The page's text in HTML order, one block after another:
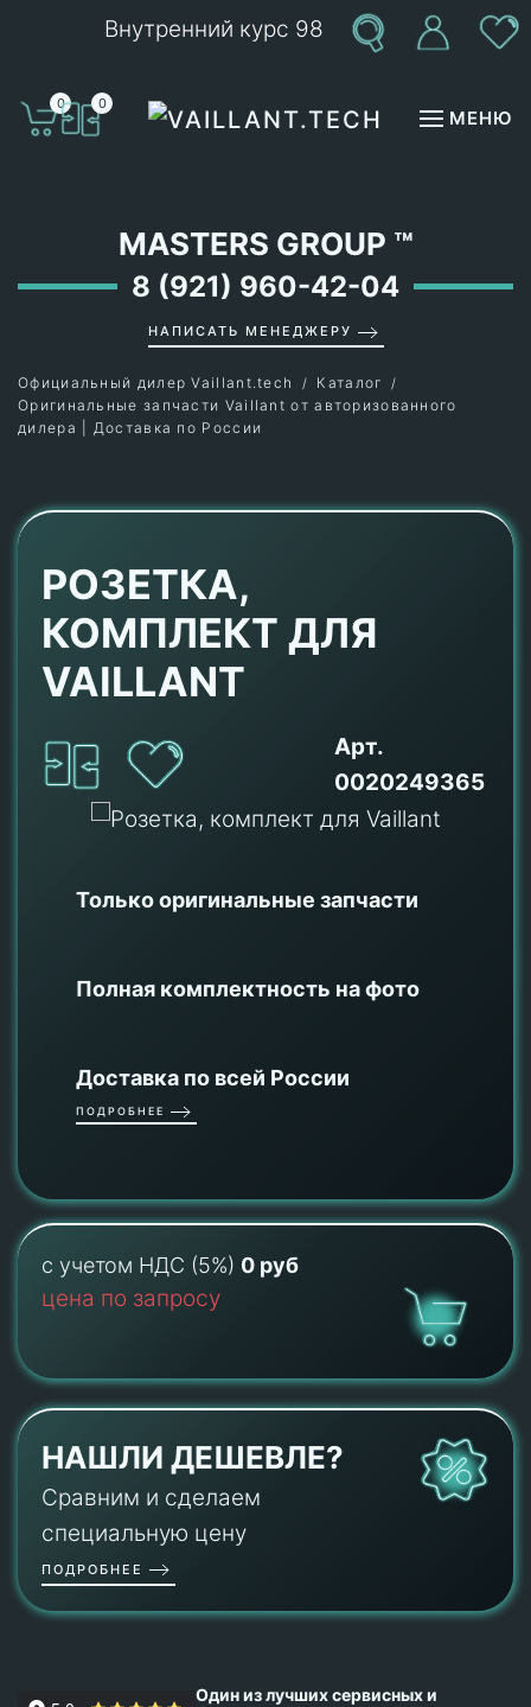
Внутренний курс 98
0 0
МЕНЮ
MASTERS GROUP ™
8 (921) 960-42-04
НАПИСАТЬ МЕНЕДЖЕРУ
Официальный дилер Vaillant.tech
Каталог
Оригинальные запчасти Vaillant от авторизованного
дилера | Доставка по России
РОЗЕТКА,
КОМПЛЕКТ ДЛЯ
VAILLANT
Арт.
0020249365
Только оригинальные запчасти
Полная комплектность на фото
Доставка по всей России
ПОДРОБНЕЕ
с учетом НДС (5%) 0 руб
цена по запросу
НАШЛИ ДЕШЕВЛЕ?
Сравним и сделаем
специальную цену
ПОДРОБНЕЕ
Один из лучших сервисных и